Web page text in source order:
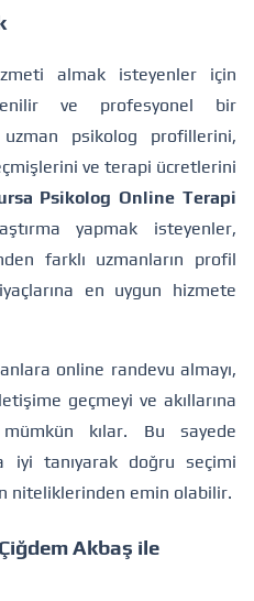
almak isteyenler için
ve profesyonel bir
psikolog profillerini,
ve terapi ücretlerini
Psikolog Online Terapi
yapmak isteyenler,
farklı uzmanların profil
en uygun hizmete
online randevu almayı,
geçmeyi ve akıllarına
kılar. Bu sayede
iyi tanıyarak doğru seçimi
niteliklerinden emin olabilir.
Akbaş ile